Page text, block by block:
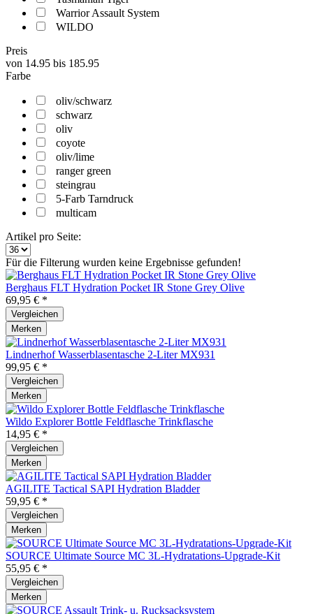
Warrior Assault System
WILDO
Preis
von 14.95 bis 185.95
Farbe
oliv/schwarz
schwarz
oliv
coyote
oliv/lime
ranger green
steingrau
5-Farb Tarndruck
multicam
Artikel pro Seite:
Für die Filterung wurden keine Ergebnisse gefunden!
Berghaus FLT Hydration Pocket IR Stone Grey Olive
69,95 € *
Vergleichen
Merken
Lindnerhof Wasserblasentasche 2-Liter MX931
99,95 € *
Vergleichen
Merken
Wildo Explorer Bottle Feldflasche Trinkflasche
14,95 € *
Vergleichen
Merken
AGILITE Tactical SAPI Hydration Bladder
59,95 € *
Vergleichen
Merken
SOURCE Ultimate Source MC 3L-Hydratations-Upgrade-Kit
55,95 € *
Vergleichen
Merken